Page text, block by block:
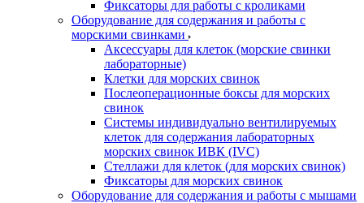
Фиксаторы для работы с кроликами
Оборудование для содержания и работы с
морскими свинками
Аксессуары для клеток (морские свинки
лабораторные)
Клетки для морских свинок
Послеоперационные боксы для морских
свинок
Системы индивидуально вентилируемых
клеток для содержания лабораторных
морских свинок ИВК (IVC)
Стеллажи для клеток (для морских свинок)
Фиксаторы для морских свинок
Оборудование для содержания и работы с мышами